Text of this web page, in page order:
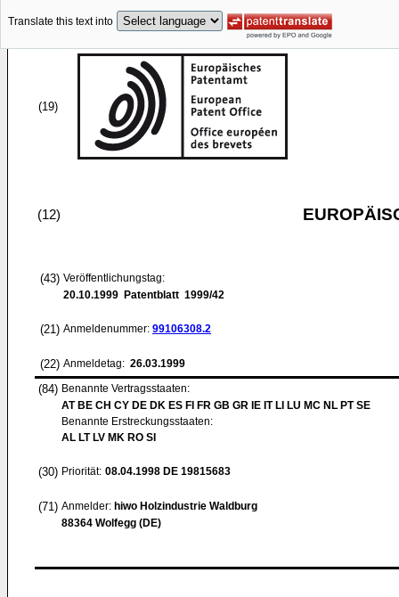
Translate this text into
(19)
(12)
(43) Veröffentlichungstag:
20.10.1999 Patentblatt 1999/42
(21) Anmeldenummer: 99106308.2
(22) Anmeldetag: 26.03.1999
(84) Benannte Vertragsstaaten:
AT BE CH CY DE DK ES FI FR GB GR IE IT LI LU MC NL PT SE
Benannte Erstreckungsstaaten:
AL LT LV MK RO SI
(30) Priorität: 08.04.1998 DE 19815683
(71) Anmelder: hiwo Holzindustrie Waldburg
88364 Wolfegg (DE)